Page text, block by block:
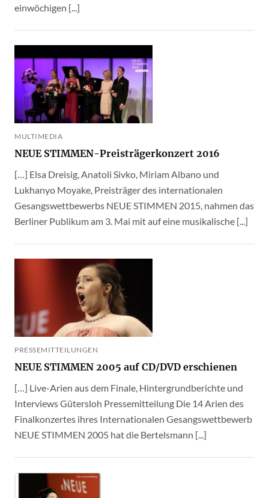
einwöchigen [...]
MULTIMEDIA
NEUE STIMMEN-Preisträgerkonzert 2016
[…] Elsa Dreisig, Anatoli Sivko, Miriam Albano und
Lukhanyo Moyake, Preisträger des internationalen
Gesangswettbewerbs NEUE STIMMEN 2015, nahmen das
Berliner Publikum am 3. Mai mit auf eine musikalische [...]
PRESSEMITTEILUNGEN
NEUE STIMMEN 2005 auf CD/DVD erschienen
[…] Live-Arien aus dem Finale, Hintergrundberichte und
Interviews Gütersloh Pressemitteilung Die 14 Arien des
Finalkonzertes ihres Internationalen Gesangswettbewerb
NEUE STIMMEN 2005 hat die Bertelsmann [...]